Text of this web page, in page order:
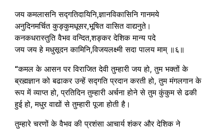
जय कमलासनि सद्गतिदायिनि,ज्ञानविकासिनि गानमये
अनुदिनमर्चित कुङ्कुमधूसर,भूषित वासित वाद्यनुते।
कनकधरास्तुति वैभव वन्दित,शङ्कर देशिक मान्य पदे
जय जय हे मधुसूदन कामिनि,विजयलक्ष्मी सदा पालय माम् ॥६॥
“कमल के आसन पर विराजित देवी तुम्हारी जय हो, तुम भक्तों के
ब्रह्मज्ञान को बढाकर उन्हें सद्गति प्रदान करती हो, तुम मंगलगान के
रूप में व्याप्त हो, प्रतिदिन तुम्हारी अर्चना होने से तुम कुंकुम से ढकी
हुई हो, मधुर वाद्यों से तुम्हारी पूजा होती है।
तुम्हारे चरणों के वैभव की प्रशंसा आचार्य शंकर और देशिक ने